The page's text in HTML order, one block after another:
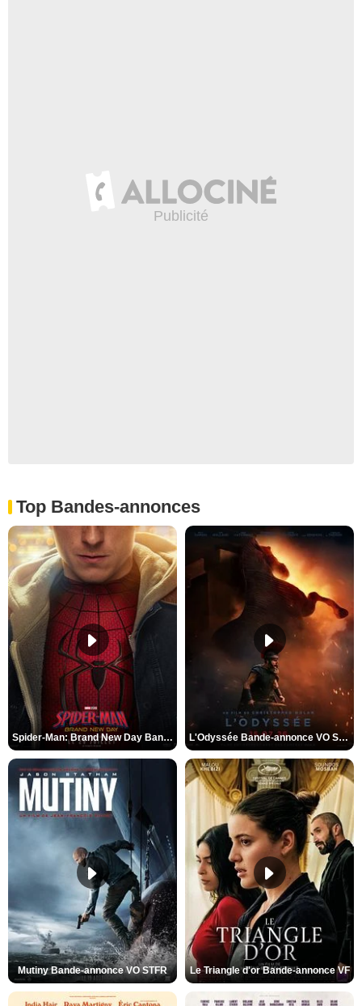
Top Bandes-annonces
Spider-Man: Brand New Day Bande-annonce VO STFR L'Odyssée Bande-annonce VO STFR
Mutiny Bande-annonce VO STFR Le Triangle d'or Bande-annonce VF